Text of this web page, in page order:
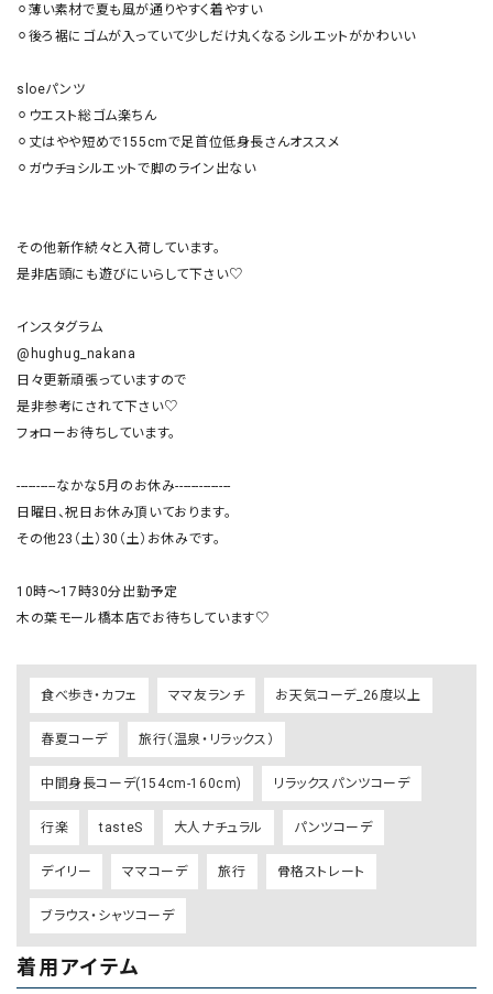
⚪︎薄い素材で夏も風が通りやすく着やすい
⚪︎後ろ裾にゴムが入っていて少しだけ丸くなるシルエットがかわいい
sloeパンツ
⚪︎ウエスト総ゴム楽ちん
⚪︎丈はやや短めで155cmで足首位低身長さんオススメ
⚪︎ガウチョシルエットで脚のライン出ない
その他新作続々と入荷しています。
是非店頭にも遊びにいらして下さい♡
インスタグラム
@hughug_nakana
日々更新頑張っていますので
是非参考にされて下さい♡
フォローお待ちしています。
----------なかな5月のお休み--------------
日曜日、祝日お休み頂いております。
その他23（土）30（土）お休みです。
10時〜17時30分出勤予定
木の葉モール橋本店でお待ちしています♡
食べ歩き・カフェ ママ友ランチ お天気コーデ_26度以上
春夏コーデ 旅行（温泉・リラックス）
中間身長コーデ(154cm-160cm) リラックスパンツコーデ
行楽 tasteS 大人ナチュラル パンツコーデ
デイリー ママコーデ 旅行 骨格ストレート
ブラウス・シャツコーデ
着用アイテム